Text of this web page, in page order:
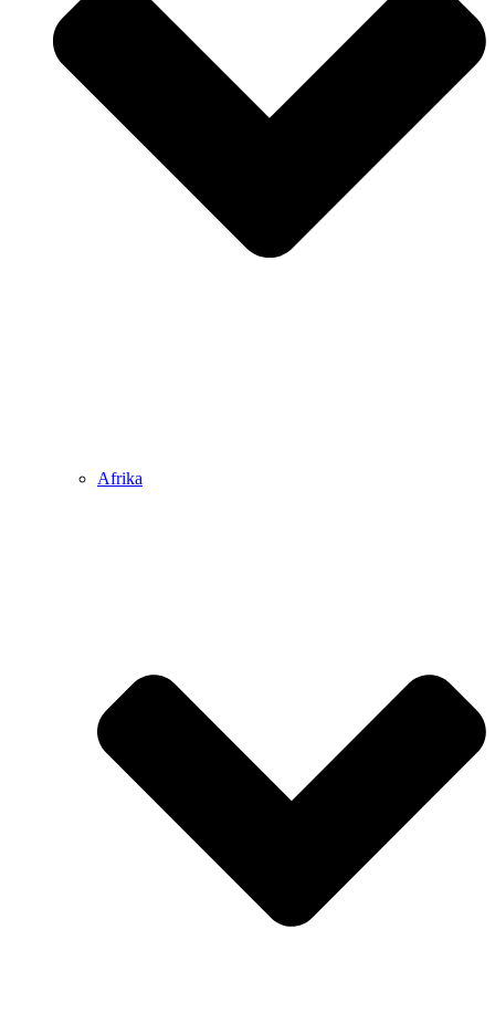
Afrika